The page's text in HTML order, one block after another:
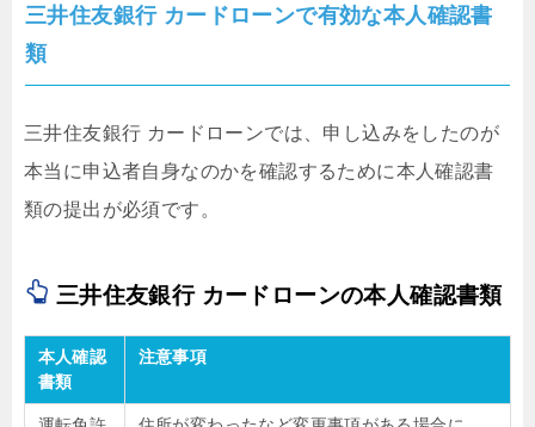
三井住友銀行 カードローンで有効な本人確認書
類
三井住友銀行 カードローンでは、申し込みをしたのが
本当に申込者自身なのかを確認するために本人確認書
類の提出が必須です。
三井住友銀行 カードローンの本人確認書類
本人確認
書類
注意事項